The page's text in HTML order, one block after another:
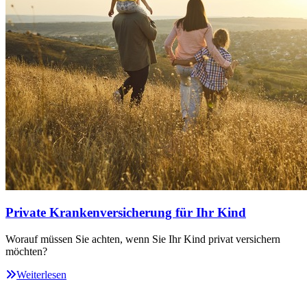
Private Krankenversicherung für Ihr Kind
Worauf müssen Sie achten, wenn Sie Ihr Kind privat versichern
möchten?
Weiterlesen